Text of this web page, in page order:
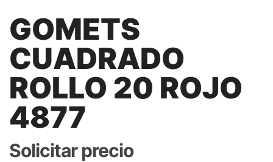
GOMETS
CUADRADO
ROLLO 20 ROJO
4877
Solicitar precio